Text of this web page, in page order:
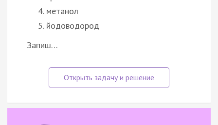
метанол
йодоводород
Запиш…